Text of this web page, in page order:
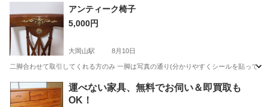
東京 江戸川区 時計
アンティーク椅子
5,000円
大岡山駅 8月10日
二脚合わせて取引してくれる方のみ 一脚は写真の通り(分かりやすくシールを貼って
東京 大田区 大岡山駅 インテリア雑貨/小物 一脚
運べない家具、無料でお伺い＆即買取も
OK！